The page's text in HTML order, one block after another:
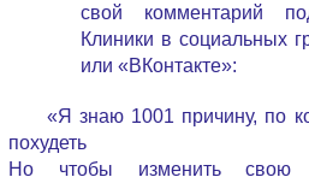
свой комментарий
Клиники в социальных
или «ВКонтакте»:
«Я знаю 1001 причину,
похудеть
Но чтобы изменить